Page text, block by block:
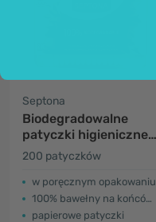
Septona
Biodegradowalne
patyczki higieniczne
do uszu
200 patyczków
w poręcznym opakowaniu
100% bawełny na końcówkach
papierowe patyczki